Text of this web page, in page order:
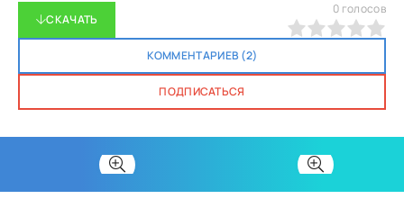
СКАЧАТЬ
КОММЕНТАРИЕВ (2)
ПОДПИСАТЬСЯ
0 голосов